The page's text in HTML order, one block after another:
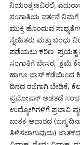
ನಿಯಂತ್ರಣವಿರಲಿ,
ಸಂಗಾತಿಯ ವರ್ತನೆ ನಿಮಗೆ
ಮುಕ್ತಿ ಹೊಂದುವ
ಸ್ನೇಹಿತರು ಮತ್ತು
ಪಡೆಯಲು ಕಠಿಣ ಪ್ರಯತ್ನ
ಸಂಗಾತಿಗೆ ಬೇಸರ, ಕ್ಷಮೆ
ಹಾಗೂ ಬಾಸ್ ಕಡೆಯಿಂದ
ದಿನದ ರಜೆಗಾಗಿ ಬೇಡಿಕೆ,
ಪ್ರಮೋಷನ್ ಅಡತಡೆ ಸಂಭವ,
ಉದ್ಯೋಗಿಗಳಿಗೆ ಪ್ರಭಾವಿ
ಜಾತಕ ಆಧಾರದ (ಜನ್ಮ
ತಿಳಿಸಲಾಗುವುದು)